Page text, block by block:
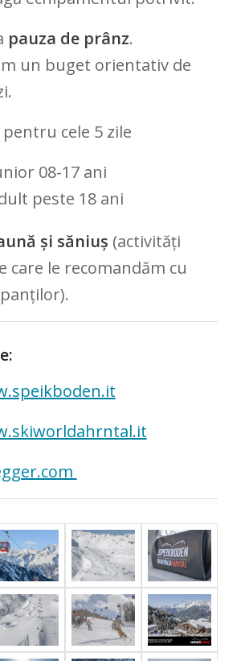
pauza de prânz.
un buget orientativ de
pentru cele 5 zile
08-17 ani
peste 18 ani
și săniuș (activități
care le recomandăm cu